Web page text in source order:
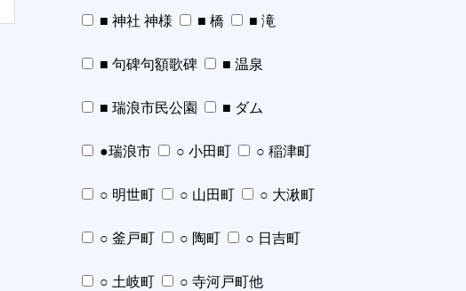
■ 神社 神様 ■ 橋 ■ 滝
■ 句碑句額歌碑 ■ 温泉
■ 瑞浪市民公園 ■ ダム
●瑞浪市 ○ 小田町 ○ 稲津町
○ 明世町 ○ 山田町 ○ 大湫町
○ 釜戸町 ○ 陶町 ○ 日吉町
○ 土岐町 ○ 寺河戸町他